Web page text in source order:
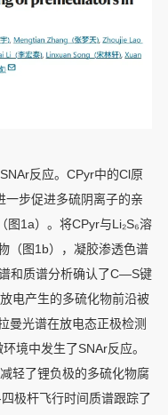
反应。CPyr中的Cl原
一步促进多硫阴离子的亲
1a）。将CPyr与Li₂S₆溶
（图1b），凝胶渗透色谱
和质谱分析确认了C—S键
电产生的多硫化物前沿被
曼光谱在放电态正极检测
境中发生了SNAr反应。
轻了锂负极的多硫化物腐
极杆飞行时间质谱跟踪了